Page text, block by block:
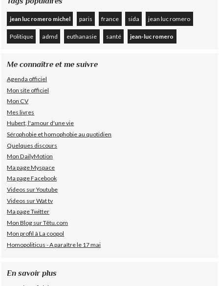
jean luc romero michel paris france sida jean luc romero
Politique admd euthanasie santé jean-luc romero
Me connaître et me suivre
Agenda officiel
Mon site officiel
Mon CV
Mes livres
Hubert, l'amour d'une vie
Sérophobie et homophobie au quotidien
Quelques discours
Mon DailyMotion
Ma page Myspace
Ma page Facebook
Videos sur Youtube
Videos sur Wat tv
Ma page Twitter
Mon Blog sur Têtu.com
Mon profil à La coopol
Homopoliticus - A paraître le 17 mai
En savoir plus